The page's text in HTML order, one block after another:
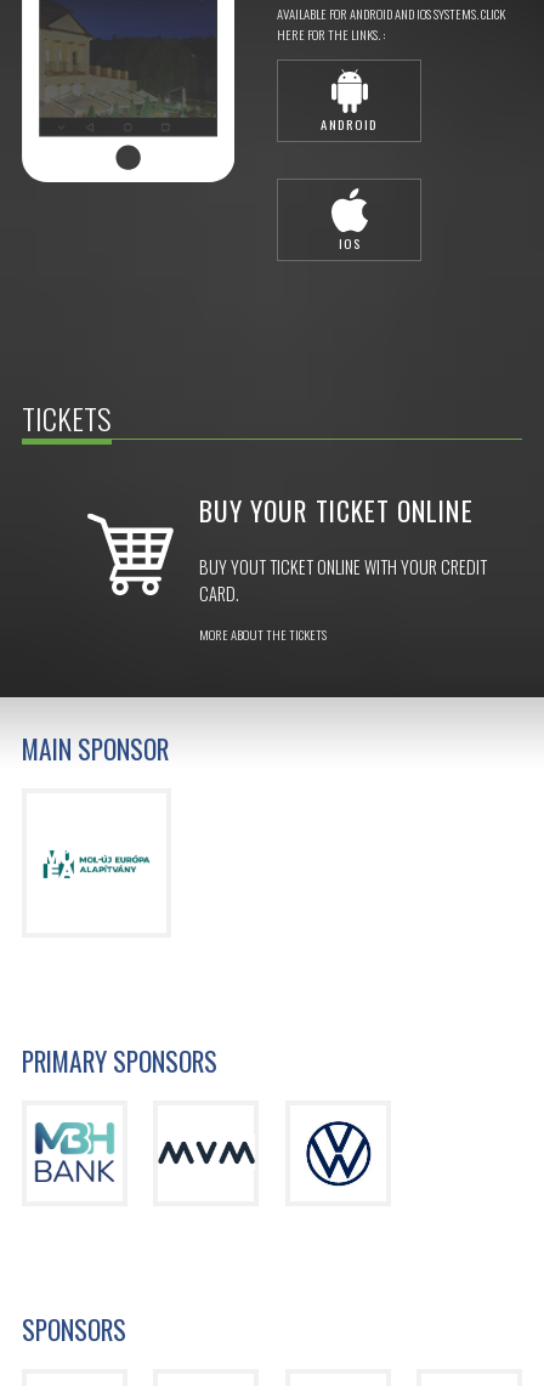
TICKETS
BUY YOUR TICKET ONLINE
BUY YOUT TICKET ONLINE WITH YOUR CREDIT
CARD.
MORE ABOUT THE TICKETS
AVAILABLE FOR ANDROID AND IOS SYSTEMS. CLICK
HERE FOR THE LINKS. :
ANDROID
IOS
MAIN SPONSOR
PRIMARY SPONSORS
SPONSORS